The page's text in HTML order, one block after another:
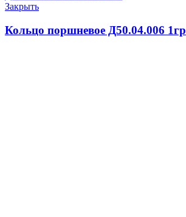
Закрыть
Кольцо поршневое Д50.04.006 1гр